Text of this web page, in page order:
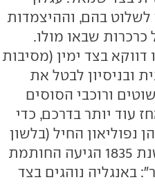
לשלוט בהם, וההיצמדות
כרכרות שבאו מולו.
דווקא בצד ימין (מסיבות
ובניסיון לבטל את
ורוכבי הסוסים
עוד יותר בדרכם, כדי
החיל (בלשון
המעטה) את התקנות הצרפתיות. בשנת 1835 הגיעה החותמת
באנגליה נוהגים בצד